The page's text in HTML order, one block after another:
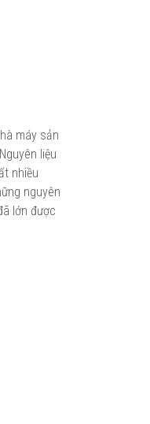
máy sản
liệu
nhiều
nguyên
lớn được